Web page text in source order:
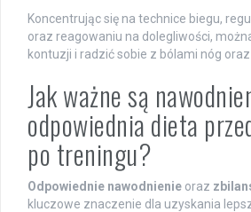
Koncentrując się na technice biegu,
oraz reagowaniu na dolegliwości,
kontuzji i radzić sobie z bólami nóg
Jak ważne są
odpowiednia dieta
po treningu?
Odpowiednie nawodnienie oraz
kluczowe znaczenie dla uzyskania